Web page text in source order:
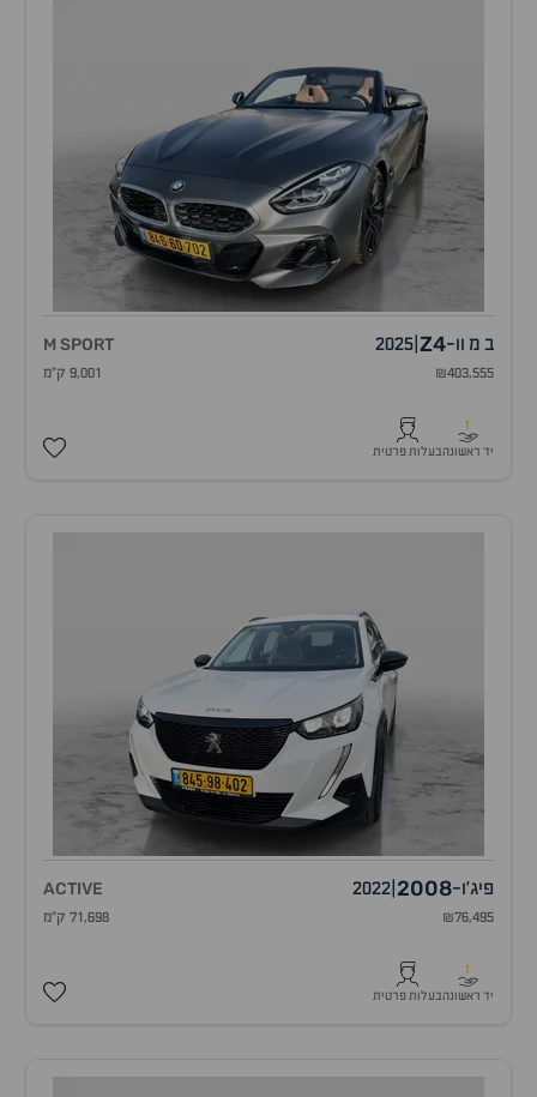
ב מ וו-
Z4
2025
M SPORT
₪403,555 9,001 ק"מ
1
יד ראשונהבעלות פרטית
פיג'ו-
2008
2022
ACTIVE
₪76,495 71,698 ק"מ
1
יד ראשונהבעלות פרטית